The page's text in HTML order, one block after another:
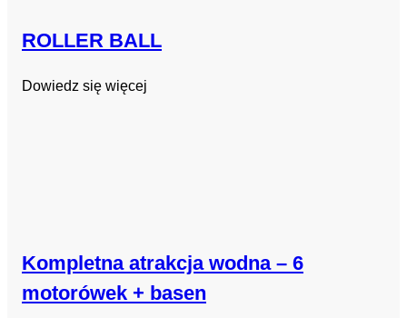
ROLLER BALL
Dowiedz się więcej
Kompletna atrakcja wodna – 6
motorówek + basen